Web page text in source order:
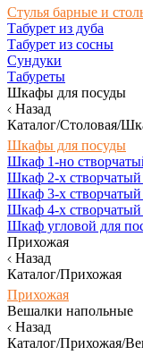
Стулья барные и
Табурет из дуба
Табурет из сосны
Сундуки
Табуреты
Шкафы для посуды
Назад
Каталог/Столовая/
Шкафы для посуды
Шкаф 1-но
Шкаф 2-х створчатый
Шкаф 3-х створчатый
Шкаф 4-х створчатый
Шкаф угловой для
Прихожая
Назад
Каталог/Прихожая
Прихожая
Вешалки напольные
Назад
Каталог/Прихожая/